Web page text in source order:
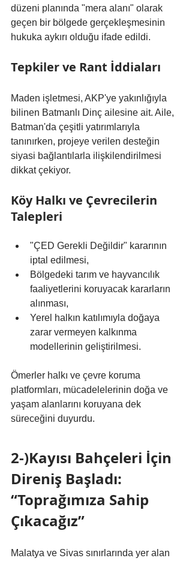
düzeni planında "mera alanı" olarak
geçen bir bölgede gerçekleşmesinin
hukuka aykırı olduğu ifade edildi.
Tepkiler ve Rant İddiaları
Maden işletmesi, AKP'ye yakınlığıyla
bilinen Batmanlı Dinç ailesine ait. Aile,
Batman'da çeşitli yatırımlarıyla
tanınırken, projeye verilen desteğin
siyasi bağlantılarla ilişkilendirilmesi
dikkat çekiyor.
Köy Halkı ve Çevrecilerin
Talepleri
"ÇED Gerekli Değildir" kararının
iptal edilmesi,
Bölgedeki tarım ve hayvancılık
faaliyetlerini koruyacak kararların
alınması,
Yerel halkın katılımıyla doğaya
zarar vermeyen kalkınma
modellerinin geliştirilmesi.
Ömerler halkı ve çevre koruma
platformları, mücadelelerinin doğa ve
yaşam alanlarını koruyana dek
süreceğini duyurdu.
2-)Kayısı Bahçeleri İçin
Direniş Başladı:
“Toprağımıza Sahip
Çıkacağız”
Malatya ve Sivas sınırlarında yer alan